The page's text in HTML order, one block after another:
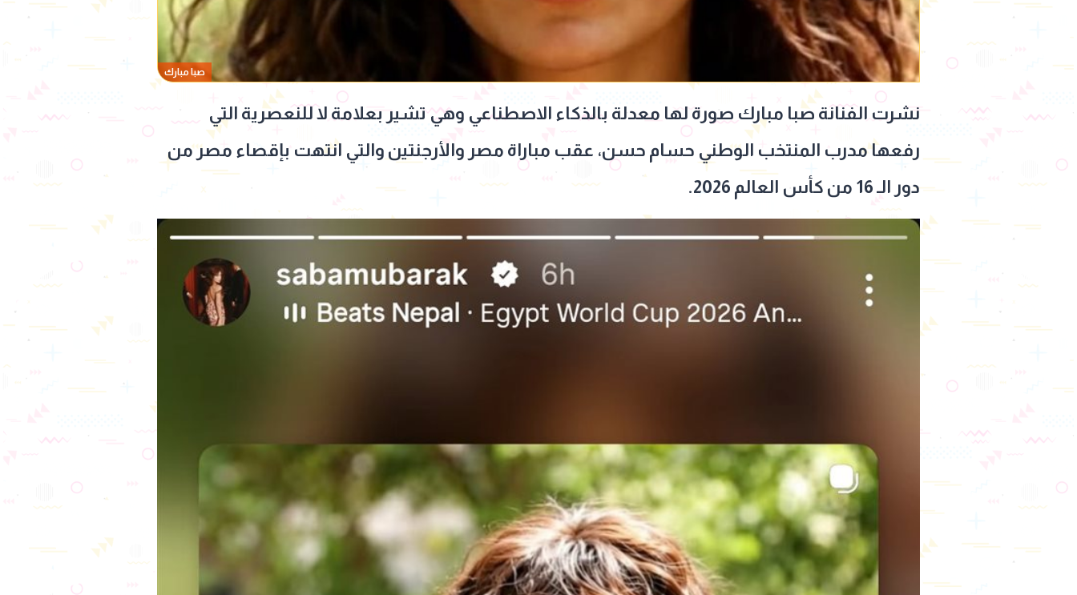
صبا مبارك
نشرت الفنانة صبا مبارك صورة لها معدلة بالذكاء الاصطناعي وهي تشير بعلامة لا للنعصرية التي
رفعها مدرب المنتخب الوطني حسام حسن، عقب مباراة مصر والأرجنتين والتي انتهت بإقصاء مصر من
دور الـ 16 من كأس العالم 2026.